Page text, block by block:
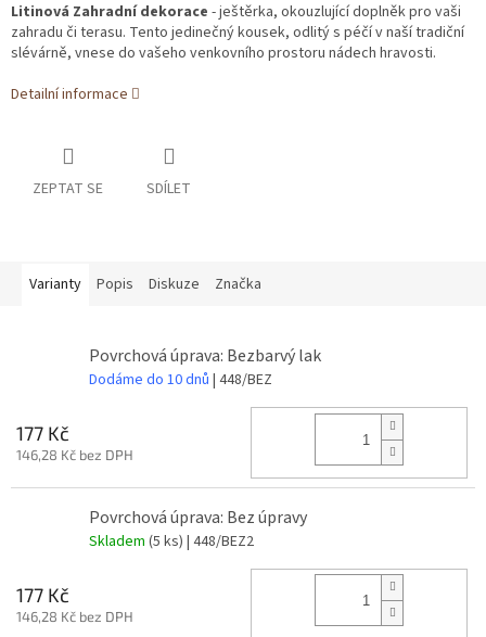
Litinová Zahradní dekorace - ještěrka, okouzlující doplněk pro vaši
zahradu či terasu. Tento jedinečný kousek, odlitý s péčí v naší tradiční
slévárně, vnese do vašeho venkovního prostoru nádech hravosti.
Detailní informace
ZEPTAT SE SDÍLET
Varianty Popis Diskuze Značka
Povrchová úprava: Bezbarvý lak
Dodáme do 10 dnů | 448/BEZ
177 Kč
146,28 Kč bez DPH
Povrchová úprava: Bez úpravy
Skladem (5 ks) | 448/BEZ2
177 Kč
146,28 Kč bez DPH